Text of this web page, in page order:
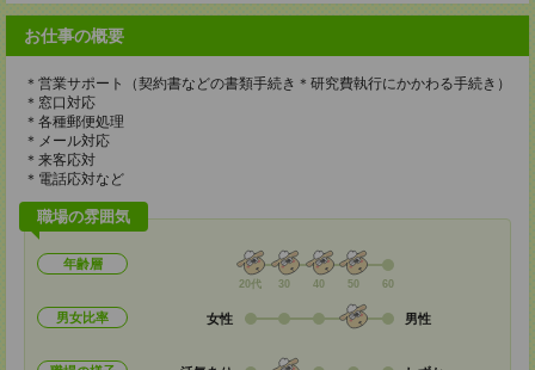
お仕事の概要
＊営業サポート（契約書などの書類手続き＊研究費執行にかかわる手続き）
＊窓口対応
＊各種郵便処理
＊メール対応
＊来客応対
＊電話応対など
職場の雰囲気
年齢層
20代 30 40 50 60
男女比率 女性 男性